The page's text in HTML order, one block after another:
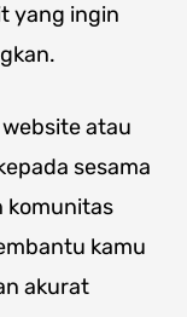
yang ingin
atau
sesama
komunitas
kamu
akurat